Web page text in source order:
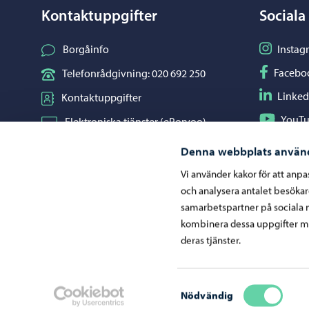
Denna webbplats
Vi använder kakor för att
och analysera antalet
samarbetspartner på sociala
kombinera dessa uppgifter
deras tjänster.
Nödvändig
Kontaktuppgifter
Borgåinfo
Telefonrådgivning: 020 692 250
Kontaktuppgifter
Elektroniska tjänster (ePorvoo)
Kartor och lägesinformation
Följ på
Följ på
Följ på
Följ på
Ge respons